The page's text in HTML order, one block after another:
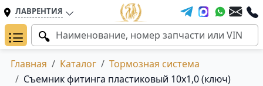
ЛАВРЕНТИЯ
Главная Каталог
Тормозная система
Съемник фитинга пластиковый 10х1,0 (ключ)